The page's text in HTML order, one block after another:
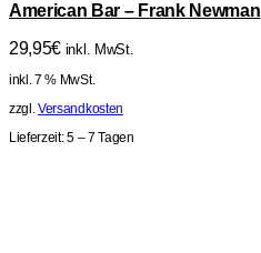
American Bar – Frank Newman
29,95€ inkl. MwSt.
inkl. 7 % MwSt.
zzgl.Versandkosten
Lieferzeit:5 – 7 Tagen